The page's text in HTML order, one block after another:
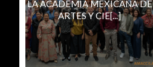
LA ACADEMIA MEXICANA DE
ARTES Y CIE[...]